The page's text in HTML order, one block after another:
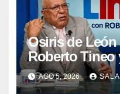
Osiris de
Roberto Tineo
críticas sobre
«Es
AGO 5, 2026